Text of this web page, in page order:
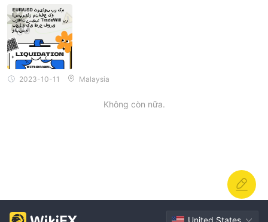
2023-10-11 Malaysia
Không còn nữa.
United States